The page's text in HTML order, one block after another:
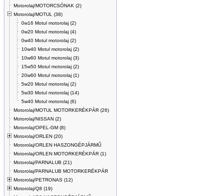
Motorolaj/MOTORCSÓNAK (2)
Motorolaj/MOTUL (38)
0w16 Motul motorolaj (2)
0w20 Motul motorolaj (4)
0w40 Motul motorolaj (2)
10w40 Motul motorolaj (2)
10w60 Motul motorolaj (3)
15w50 Motul motorolaj (2)
20w60 Motul motorolaj (1)
5w20 Motul motorolaj (2)
5w30 Motul motorolaj (14)
5w40 Motul motorolaj (6)
Motorolaj/MOTUL MOTORKERÉKPÁR (26)
Motorolaj/NISSAN (2)
Motorolaj/OPEL-GM (8)
Motorolaj/ORLEN (20)
Motorolaj/ORLEN HASZONGÉPJÁRMŰ
Motorolaj/ORLEN MOTORKERÉKPÁR (1)
Motorolaj/PARNALUB (21)
Motorolaj/PARNALUB MOTORKERÉKPÁR
Motorolaj/PETRONAS (12)
Motorolaj/Q8 (19)